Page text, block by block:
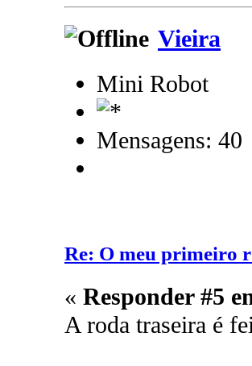
Vieira
Mini Robot
Mensagens: 40
Re: O meu primeiro
« Responder #5
A roda traseira é